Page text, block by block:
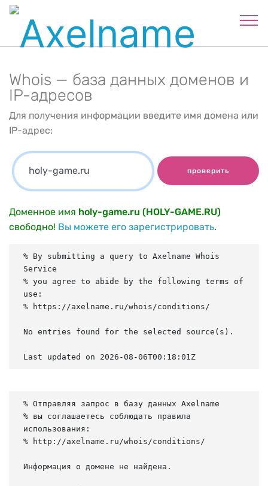
Whois — база данных доменов и
IP-адресов
Для получения информации введите имя домена или
IP-адрес:
проверить
Доменное имя holy-game.ru (HOLY-GAME.RU)
свободно! Вы можете его зарегистрировать.
% By submitting a query to Axelname Whois
Service
% you agree to abide by the following terms of
use:
% https://axelname.ru/whois/conditions/
No entries found for the selected source(s).
Last updated on 2026-08-06T00:18:01Z
% Отправляя запрос в базу данных Axelname
% вы соглашаетесь соблюдать правила
использования:
% http://axelname.ru/whois/conditions/
Информация о домене не найдена.